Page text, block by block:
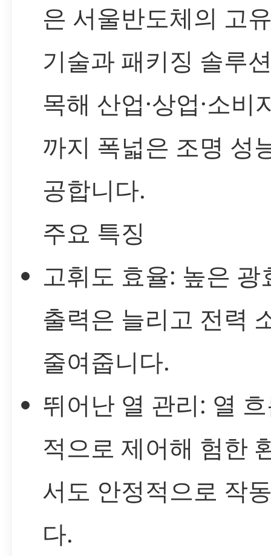
은 서울반도체의 고
기술과 패키징 솔루
목해 산업·상업·소비
까지 폭넓은 조명 성
공합니다.
주요 특징
고휘도 효율: 높은 광
출력은 늘리고 전력
줄여줍니다.
뛰어난 열 관리: 열
적으로 제어해 험한
서도 안정적으로 작
다.